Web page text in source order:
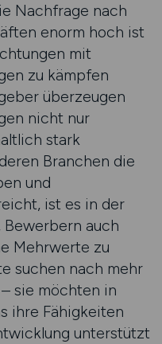
Nachfrage nach
enorm hoch ist
mit
zu kämpfen
überzeugen
nicht nur
stark
Branchen die
und
ist es in der
auch
Mehrwerte zu
suchen nach mehr
sie möchten in
ihre Fähigkeiten
unterstützt